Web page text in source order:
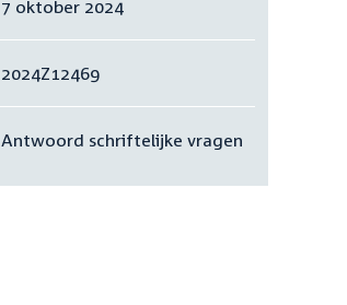
Datum:
7 oktober 2024
Nummer:
2024Z12469
Antwoord schriftelijke vragen